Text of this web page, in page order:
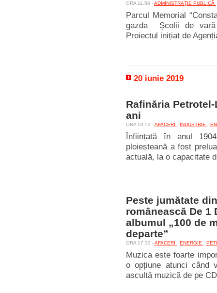
ORA 11.58 -ADMINISTRAŢIE PUBLICĂ
Parcul Memorial
gazda Școlii de vară
Proiectul inițiat de
20 iunie 2019
Rafinăria
ani
ORA 10.53 -AFACERI INDUSTRIE
Înființată în anul
ploieșteană a fost
actuală, la o capacitate
Peste jumătate
românească De 1
albumul „100 de
departe”
ORA 17.32 -AFACERI ENERGIE
Muzica este foarte
o opțiune atunci când
ascultă muzică de pe